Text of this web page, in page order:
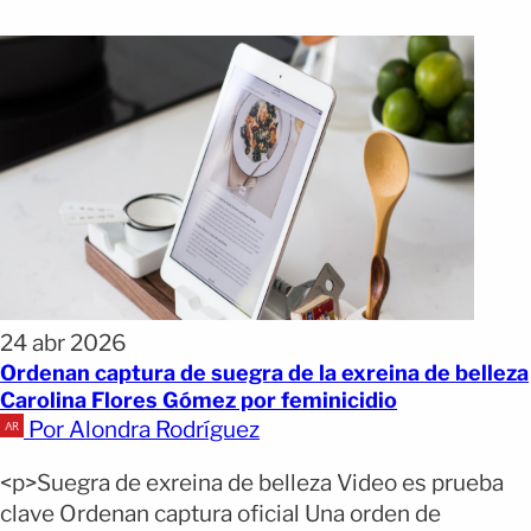
24 abr 2026
Ordenan captura de suegra de la exreina de belleza
Carolina Flores Gómez por feminicidio
Por Alondra Rodríguez
<p>Suegra de exreina de belleza Video es prueba
clave Ordenan captura oficial Una orden de